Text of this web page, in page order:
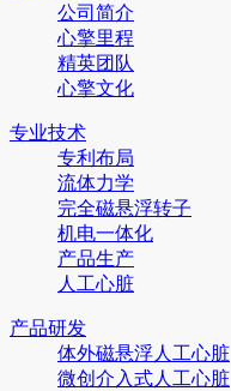
公司简介
心擎里程
精英团队
心擎文化
专业技术
专利布局
流体力学
完全磁悬浮转子
机电一体化
产品生产
人工心脏
产品研发
体外磁悬浮人工心脏
微创介入式人工心脏